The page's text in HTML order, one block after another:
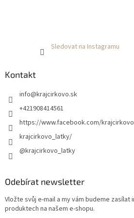
Sledovat na Instagramu
Kontakt
info@krajcirkovo.sk
+421908414561
https://www.facebook.com/
krajcirkovo_latky/
@krajcirkovo_latky
Odebírat newsletter
Vložte svůj e-mail a my vám budeme zasílat
produktech na našem e-shopu.